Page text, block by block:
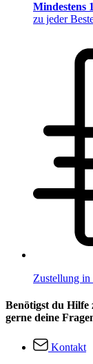
Mindestens
zu jeder
Zustellung in
Benötigst du Hilfe
gerne deine
Kontakt